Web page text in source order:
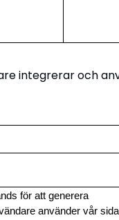
integrerar och
för att generera
använder vår